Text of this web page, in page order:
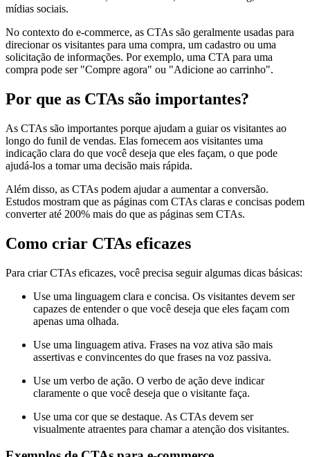
mídias sociais.
No contexto do e-commerce, as CTAs são geralmente usadas para
direcionar os visitantes para uma compra, um cadastro ou uma
solicitação de informações. Por exemplo, uma CTA para uma
compra pode ser "Compre agora" ou "Adicione ao carrinho".
Por que as CTAs são importantes?
As CTAs são importantes porque ajudam a guiar os visitantes ao
longo do funil de vendas. Elas fornecem aos visitantes uma
indicação clara do que você deseja que eles façam, o que pode
ajudá-los a tomar uma decisão mais rápida.
Além disso, as CTAs podem ajudar a aumentar a conversão.
Estudos mostram que as páginas com CTAs claras e concisas podem
converter até 200% mais do que as páginas sem CTAs.
Como criar CTAs eficazes
Para criar CTAs eficazes, você precisa seguir algumas dicas básicas:
Use uma linguagem clara e concisa. Os visitantes devem ser
capazes de entender o que você deseja que eles façam com
apenas uma olhada.
Use uma linguagem ativa. Frases na voz ativa são mais
assertivas e convincentes do que frases na voz passiva.
Use um verbo de ação. O verbo de ação deve indicar
claramente o que você deseja que o visitante faça.
Use uma cor que se destaque. As CTAs devem ser
visualmente atraentes para chamar a atenção dos visitantes.